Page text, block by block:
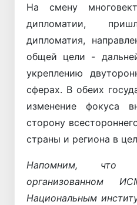
На смену
дипломатии,
дипломатия,
общей цели -
укреплению
сферах. В обеих
изменение фокуса
сторону
страны и региона в
Напомним, что
организованном
Национальным